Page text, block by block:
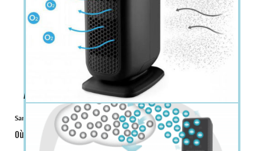
Santé
Où acheter un ionisateur ?
À la une